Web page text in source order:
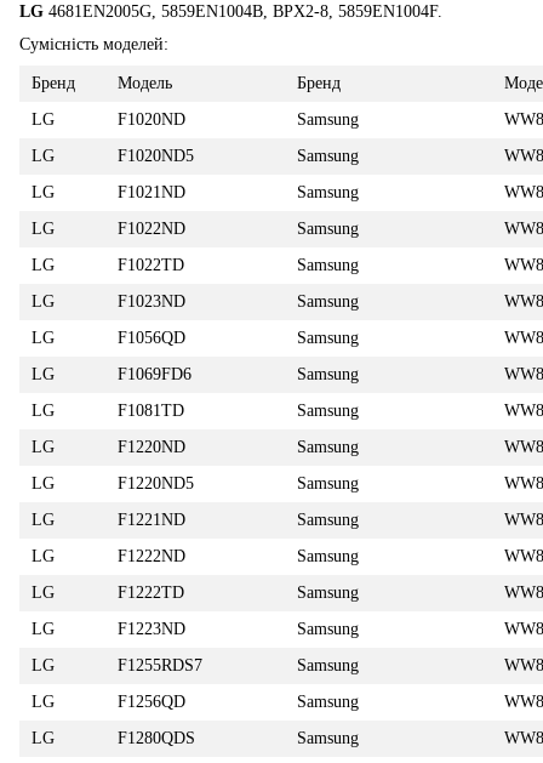
LG 4681EN2005G, 5859EN1004B, BPX2-8, 5859EN1004F.
Сумісність моделей:
Бренд Модель Бренд
LG
F1020ND Samsung
LG
F1020ND5 Samsung
LG
F1021ND Samsung
LG
F1022ND Samsung
LG
F1022TD Samsung
LG
F1023ND Samsung
LG
F1056QD Samsung
LG
F1069FD6 Samsung
LG
F1081TD Samsung
LG
F1220ND Samsung
LG
F1220ND5 Samsung
LG
F1221ND Samsung
LG
F1222ND Samsung
LG
F1222TD Samsung
LG
F1223ND Samsung
LG
F1255RDS7 Samsung
LG
F1256QD Samsung
LG
F1280QDS Samsung